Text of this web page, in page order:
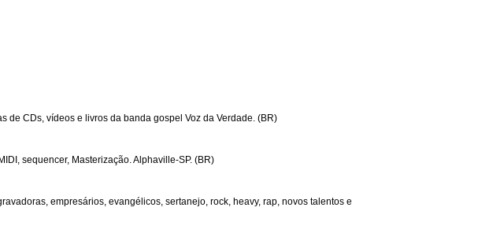
de CDs, vídeos e livros da banda gospel Voz da Verdade. (BR)
sequencer, Masterização. Alphaville-SP. (BR)
empresários, evangélicos, sertanejo, rock, heavy, rap, novos talentos e